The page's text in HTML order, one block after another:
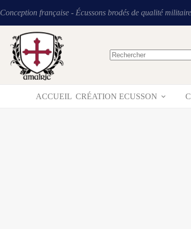
Conception française - Écussons brodés de qualité militaire
ACCUEIL CRÉATION ECUSSON